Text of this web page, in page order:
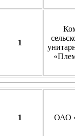
1
1 ОАО